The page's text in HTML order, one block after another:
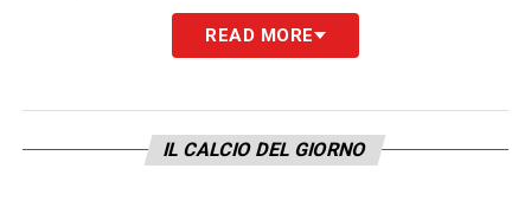
A testimoniare l’incredibile profondità del
panchina ricca di alternative di lusso. Oltre ai
DaffaraeIsrael, il reparto arretrato
READ MORE
IL CALCIO DEL GIORNO